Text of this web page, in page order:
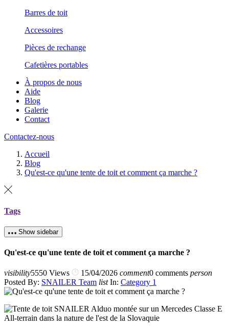
Barres de toit
Accessoires
Pièces de rechange
Cafetières portables
À propos de nous
Aide
Blog
Galerie
Contact
Contactez-nous
Accueil
Blog
Qu'est-ce qu'une tente de toit et comment ça marche ?
Tags
Show sidebar
Qu'est-ce qu'une tente de toit et comment ça marche ?
visibility5550 Views 15/04/2026 comment0 comments person
Posted By: SNAILER Team list In: Category 1